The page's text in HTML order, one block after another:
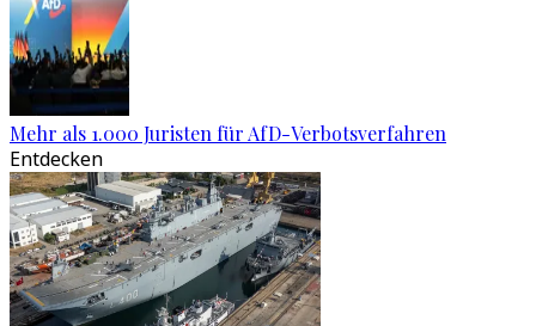
Mehr als 1.000 Juristen für AfD-Verbotsverfahren
Entdecken